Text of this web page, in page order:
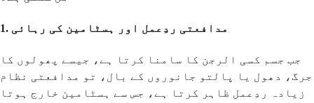
1. مدافعتی ردِعمل اور ہسٹامین کی رہائی
جب جسم کسی الرجن کا سامنا کرتا ہے، جیسے پھولوں کا
جرگ، دھول یا پالتو جانوروں کے بال، تو مدافعتی نظام
زیادہ ردِعمل ظاہر کرتا ہے، جس سے ہسٹامین خارج ہوتا